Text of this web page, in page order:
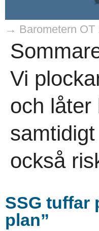
→ Barometern OT
Vi
och låter
också
SSG tuffar
plan”